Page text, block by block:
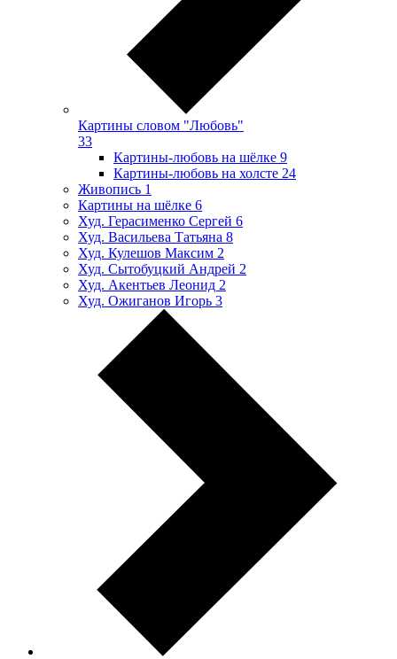
Картины словом "Любовь"
33
Картины-любовь на шёлке 9
Картины-любовь на холсте 24
Живопись 1
Картины на шёлке 6
Худ. Герасименко Сергей 6
Худ. Васильева Татьяна 8
Худ. Кулешов Максим 2
Худ. Сытобуцкий Андрей 2
Худ. Акентьев Леонид 2
Худ. Ожиганов Игорь 3